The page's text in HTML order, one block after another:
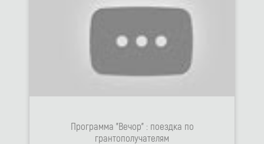
Программа "Вечор" : поездка по
грантополучателям